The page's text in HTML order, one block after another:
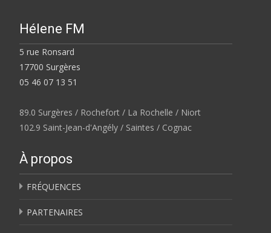
Hélene FM
5 rue Ronsard
17700 Surgères
05 46 07 13 51
89.0 Surgères / Rochefort / La Rochelle / Niort
102.9 Saint-Jean-d'Angély / Saintes / Cognac
À propos
FRÉQUENCES
PARTENAIRES